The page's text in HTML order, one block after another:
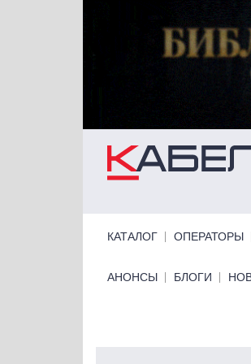
КАТАЛОГ ОПЕРАТОРЫ
Primary links bottom
АНОНСЫ БЛОГИ